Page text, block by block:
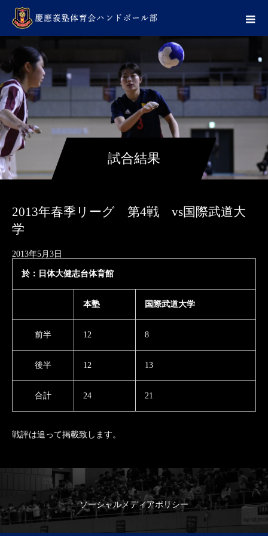
試合結果
2013年春季リーグ 第4戦 vs国際武道大
学
2013年5月3日
於：日体大健志台体育館
本塾 国際武道大学
前半 12 8
後半 12 13
合計 24 21
戦評は追って掲載致します。
ソーシャルメディアポリシー